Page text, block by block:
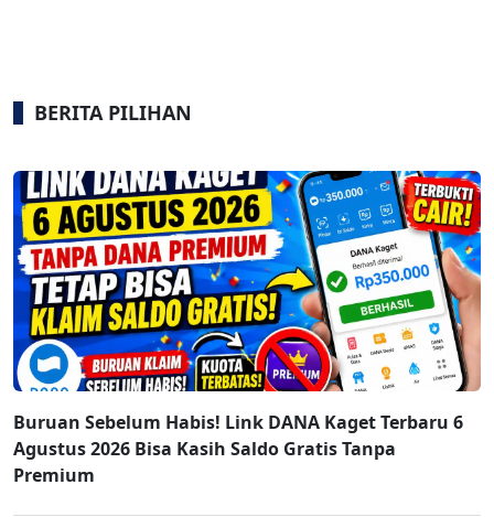
BERITA PILIHAN
Buruan Sebelum Habis! Link DANA Kaget Terbaru 6
Agustus 2026 Bisa Kasih Saldo Gratis Tanpa
Premium